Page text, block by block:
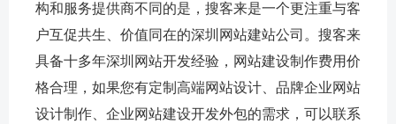
构和服务提供商不同的是，搜客来是一个更注重与客
户互促共生、价值同在的深圳网站建站公司。搜客来
具备十多年深圳网站开发经验，网站建设制作费用价
格合理，如果您有定制高端网站设计、品牌企业网站
设计制作、企业网站建设开发外包的需求，可以联系